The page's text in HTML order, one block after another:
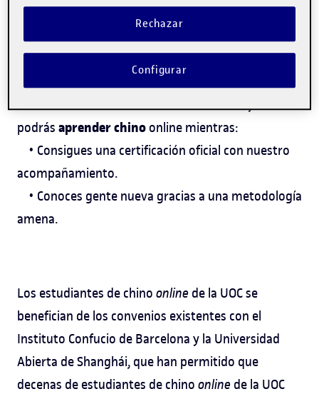
Consulta las becas y los descuentos de los
que te puedes beneficiar.
Como estudiante del curso de chinoonline,
podrás aprender chino online mientras:
• Consigues una certificación oficial con nuestro
acompañamiento.
• Conoces gente nueva gracias a una metodología
amena.
Los estudiantes de chino online de la UOC se
benefician de los convenios existentes con el
Instituto Confucio de Barcelona y la Universidad
Abierta de Shanghái, que han permitido que
decenas de estudiantes de chino online de la UOC
Rechazar
Configurar